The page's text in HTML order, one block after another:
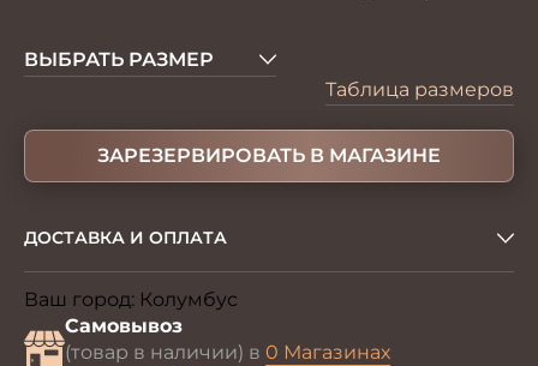
ВЫБРАТЬ РАЗМЕР
Таблица размеров
ЗАРЕЗЕРВИРОВАТЬ В МАГАЗИНЕ
ДОСТАВКА И ОПЛАТА
Ваш город: Колумбус
Самовывоз
(товар в наличии) в 0 Магазинах